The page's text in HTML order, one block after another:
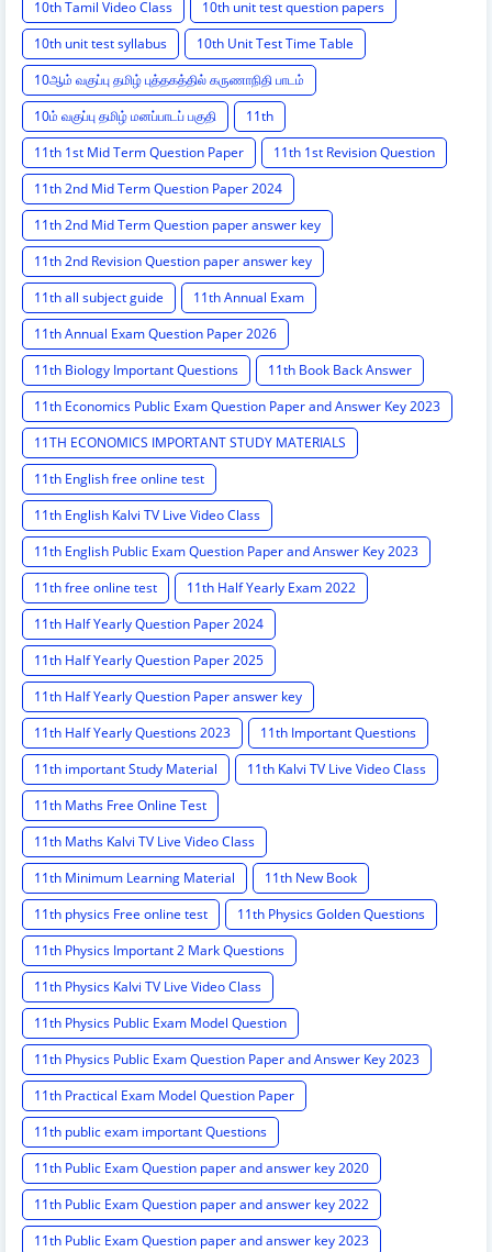
10th Tamil Video Class
10th unit test question papers
10th unit test syllabus
10th Unit Test Time Table
10ஆம் வகுப்பு தமிழ் புத்தகத்தில் கருணாநிதி பாடம்
10ம் வகுப்பு தமிழ் மனப்பாடப் பகுதி
11th
11th 1st Mid Term Question Paper
11th 1st Revision Question
11th 2nd Mid Term Question Paper 2024
11th 2nd Mid Term Question paper answer key
11th 2nd Revision Question paper answer key
11th all subject guide
11th Annual Exam
11th Annual Exam Question Paper 2026
11th Biology Important Questions
11th Book Back Answer
11th Economics Public Exam Question Paper and Answer Key 2023
11TH ECONOMICS IMPORTANT STUDY MATERIALS
11th English free online test
11th English Kalvi TV Live Video Class
11th English Public Exam Question Paper and Answer Key 2023
11th free online test
11th Half Yearly Exam 2022
11th Half Yearly Question Paper 2024
11th Half Yearly Question Paper 2025
11th Half Yearly Question Paper answer key
11th Half Yearly Questions 2023
11th Important Questions
11th important Study Material
11th Kalvi TV Live Video Class
11th Maths Free Online Test
11th Maths Kalvi TV Live Video Class
11th Minimum Learning Material
11th New Book
11th physics Free online test
11th Physics Golden Questions
11th Physics Important 2 Mark Questions
11th Physics Kalvi TV Live Video Class
11th Physics Public Exam Model Question
11th Physics Public Exam Question Paper and Answer Key 2023
11th Practical Exam Model Question Paper
11th public exam important Questions
11th Public Exam Question paper and answer key 2020
11th Public Exam Question paper and answer key 2022
11th Public Exam Question paper and answer key 2023